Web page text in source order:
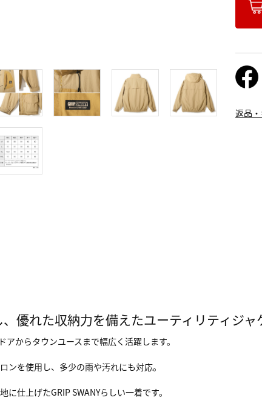
返品
優れた収納力を備えたユーティリティジャ
からタウンユースまで幅広く活躍します。
を使用し、多少の雨や汚れにも対応。
仕上げたGRIP SWANYらしい一着です。